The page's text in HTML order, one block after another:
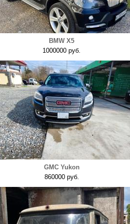
BMW X5
1000000 руб.
GMC Yukon
860000 руб.